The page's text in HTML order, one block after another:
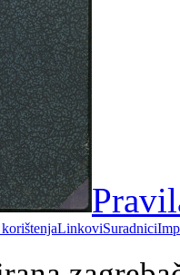
LinkoviSuradnici